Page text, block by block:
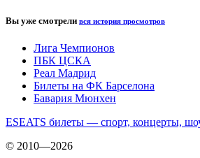
Вы уже смотрели вся история просмотров
Лига Чемпионов
ПБК ЦСКА
Реал Мадрид
Билеты на ФК Барселона
Бавария Мюнхен
ESEATS билеты — спорт, концерты,
© 2010—2026